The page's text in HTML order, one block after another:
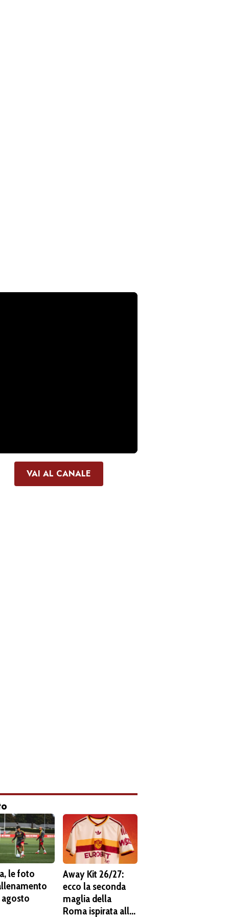
VAI AL CANALE
le foto
Away Kit 26/27:
ecco la seconda
maglia della
Roma ispirata alla